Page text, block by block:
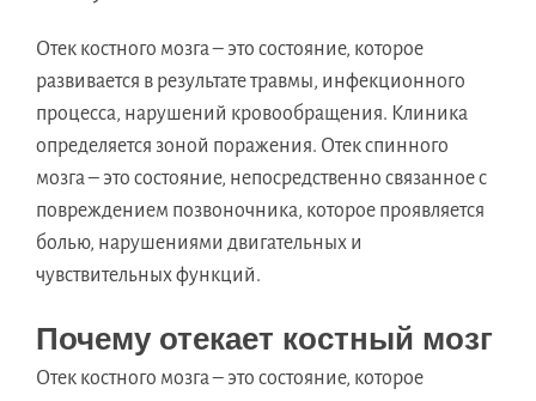
Отек костного мозга – это состояние, которое
развивается в результате травмы, инфекционного
процесса, нарушений кровообращения. Клиника
определяется зоной поражения. Отек спинного
мозга – это состояние, непосредственно связанное с
повреждением позвоночника, которое проявляется
болью, нарушениями двигательных и
чувствительных функций.
Почему отекает костный мозг
Отек костного мозга – это состояние, которое